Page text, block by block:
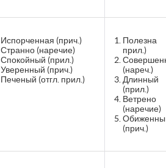
Испорченная (прич.)
Странно (наречие)
Спокойный (прил.)
Уверенный (прич.)
Печеный (отгл. прил.)
Полезна
прил.)
(нареч.)
Длинный
(прил.)
Ветрено
(наречие)
(прич.)